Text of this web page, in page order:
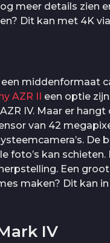
meer details zien
Dit kan met 4K
middenformaat
AZR II
een optie
IV. Maar er
van 42
foto’s kan
Een
maken? Dit kan
IV